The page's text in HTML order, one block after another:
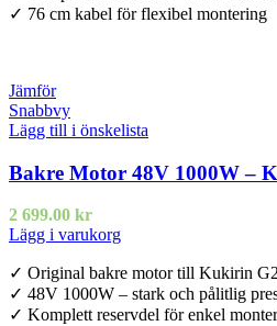
✓ 76 cm kabel för flexibel montering
Jämför
Snabbvy
Lägg till i önskelista
Bakre Motor 48V 1000W –
2 699.00 kr
Lägg i varukorg
✓ Original bakre motor till Kukirin
✓ 48V 1000W – stark och pålitlig
✓ Komplett reservdel för enkel